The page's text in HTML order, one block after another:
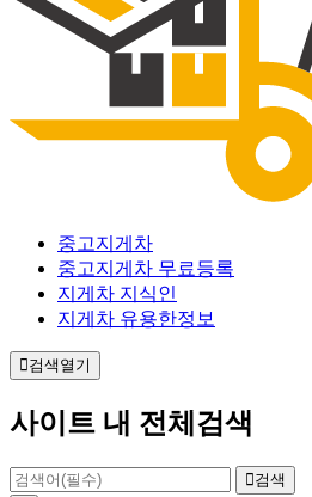
중고지게차
중고지게차 무료등록
지게차 지식인
지게차 유용한정보
검색열기
사이트 내 전체검색
검색